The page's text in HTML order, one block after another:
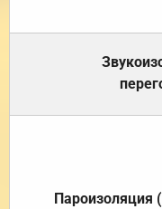
Пароизоляция